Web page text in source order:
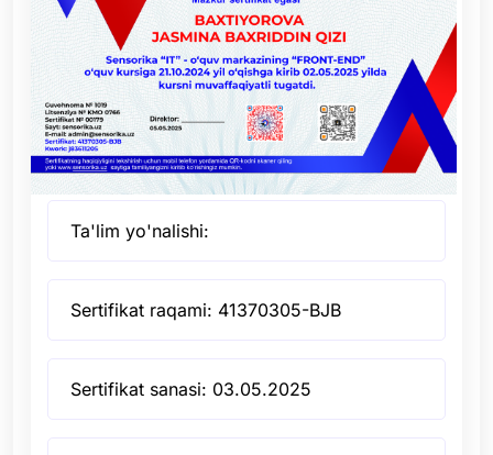
Ta'lim yo'nalishi:
Sertifikat raqami: 41370305-BJB
Sertifikat sanasi: 03.05.2025